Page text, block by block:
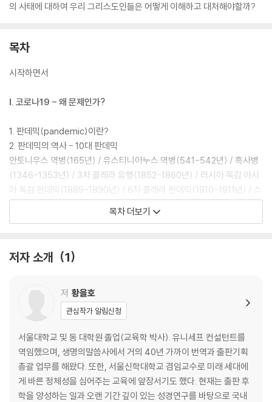
의 사태에 대하여 우리 그리스도인들은 어떻게 이해하고 대처해야할까?
목차
시작하면서
Ⅰ. 코로나19 - 왜 문제인가?
1. 판데믹(pandemic)이란?
2. 판데믹의 역사 - 10대 판데믹
안토니우스 역병(165년) / 유스티니아누스 역병(541-542년) / 흑사병
(1346-1353년) / 3차 콜레라 유행(1852-1860년) / 러시아 독감 아시
아 독감 판데믹(1889-1890년) / 6차 콜레라 판데믹(1910-1911년) / 스
페인 독감 판데믹(1918년) / 아시아 독감 판데믹(1956-1958년) / 홍콩
독감 판데믹(1968년) /HIV / 에이즈 판데믹(2005-2012년)
통제 가능성이 낮다. / 5) 패닉/분노를 일으킨다.
Ⅱ. 왜 발생하는가? - 기독교의 시각
1. 죄에 대한 하나님의 심판일 수 있다.
2. 말세의 징조일 수 있다.
3. 하나님의 주권적 능력을 나타내시기 위함일 수 있다.
4. 그러나 특정 판데믹이 발생하는 정확한 이유를 우리는 알 수 없다.
5. 타락한 세상에 필연적으로 일어나는 문제일 수 있다.
목차 더보기
저자 소개 1
저 황을호
관심작가 알림신청
서울대학교 및 동 대학원 졸업(교육학 박사). 유니세프 컨설턴트를
역임했으며, 생명의말씀사에서 거의 40년 가까이 번역과 출판기획
총괄 업무를 해왔다. 또한, 서울신학대학교 겸임교수로 미래 세대에
게 바른 정체성을 심어주는 교육에 앞장서기도 했다. 현재는 출판 후
학을 양성하는 일과 오랜 기간 깊이 있는 성경연구를 바탕으로 국내